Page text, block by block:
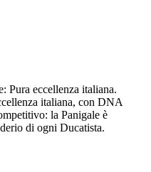
Pura eccellenza italiana.
italiana, con DNA
la Panigale è
di ogni Ducatista.